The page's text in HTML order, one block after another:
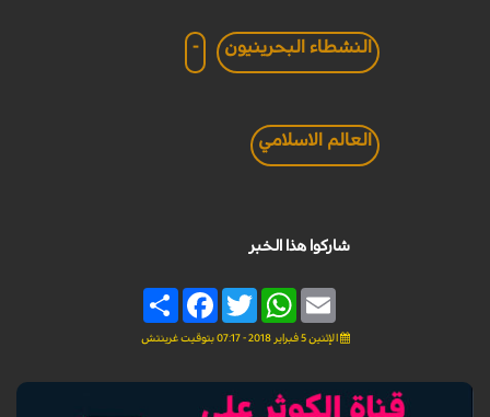
النشطاء البحرينيون -
العالم الاسلامي
شاركوا هذا الخبر
Share
FacebookTwitter
WhatsAppEmail
الإثنين 5 فبراير 2018 - 07:17 بتوقيت غرينتش